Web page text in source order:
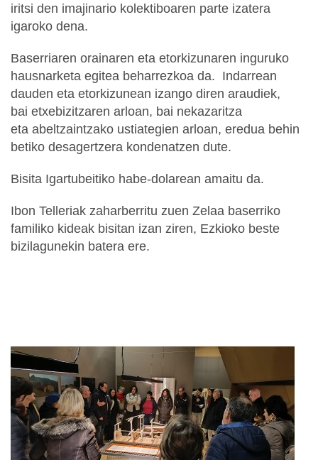
iritsi den imajinario kolektiboaren parte izatera
igaroko dena.
Baserriaren orainaren eta etorkizunaren inguruko
hausnarketa egitea beharrezkoa da. Indarrean
dauden eta etorkizunean izango diren araudiek,
bai etxebizitzaren arloan, bai nekazaritza
eta abeltzaintzako ustiategien arloan, eredua behin
betiko desagertzera kondenatzen dute.
Bisita Igartubeitiko habe-dolarean amaitu da.
Ibon Telleriak zaharberritu zuen Zelaa baserriko
familiko kideak bisitan izan ziren, Ezkioko beste
bizilagunekin batera ere.